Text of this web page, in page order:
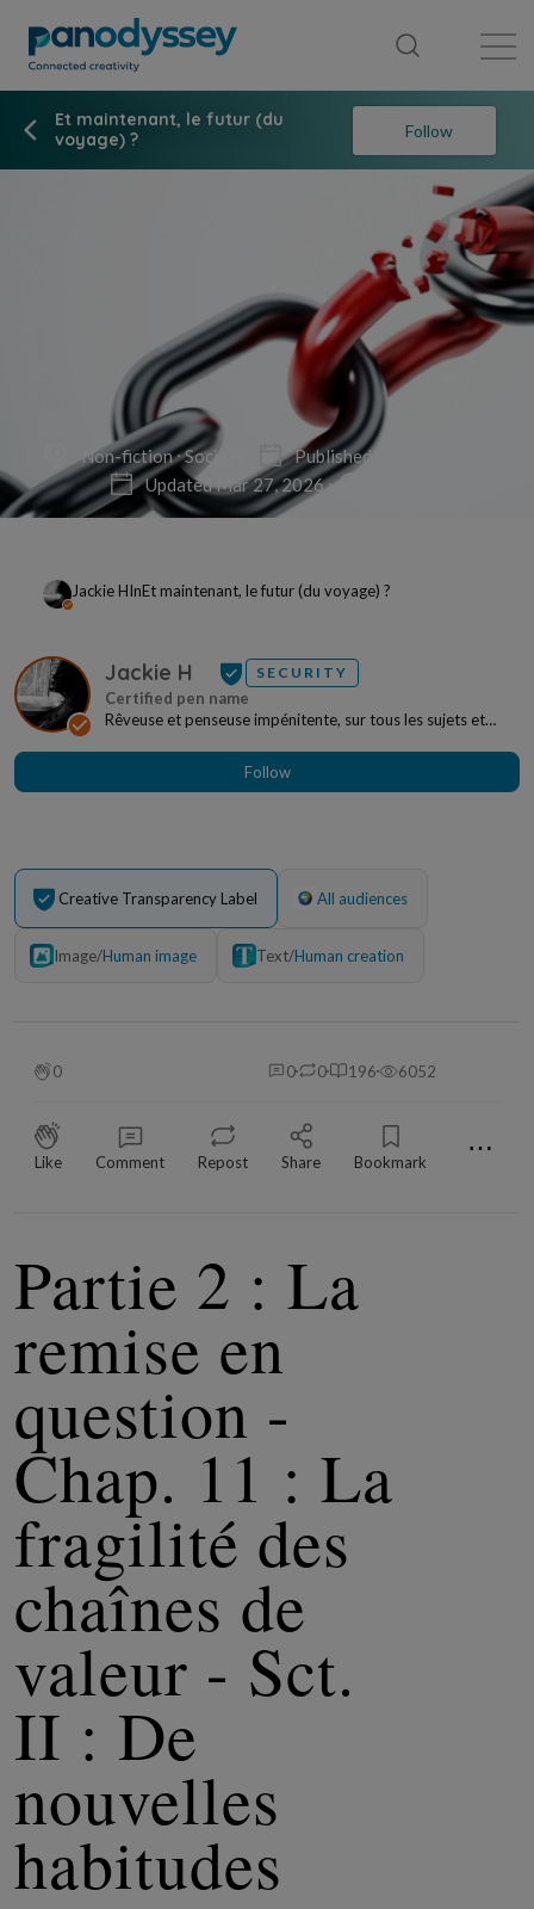
Et maintenant, le futur (du
voyage) ?
Follow
Non-fiction Society
Published Oct 27, 2024
Updated Mar 27, 2026
Jackie HInEt maintenant, le futur (du voyage) ?
Jackie H SECURITY
Rêveuse et penseuse impénitente, sur tous les sujets et
Follow
Creative Transparency Label All audiences
Image/Human image Text/Human creation
0 0 0 196 6052
Like Comment Repost Share Bookmark ⋯
Partie 2 : La
remise en
question -
Chap. 11 : La
fragilité des
chaînes de
valeur - Sct.
II : De
nouvelles
habitudes